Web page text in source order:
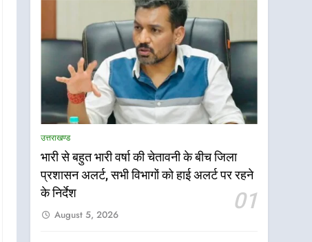
उत्तराखण्ड
भारी से बहुत भारी वर्षा की चेतावनी के बीच जिला
प्रशासन अलर्ट, सभी विभागों को हाई अलर्ट पर रहने
के निर्देश
01
August 5, 2026